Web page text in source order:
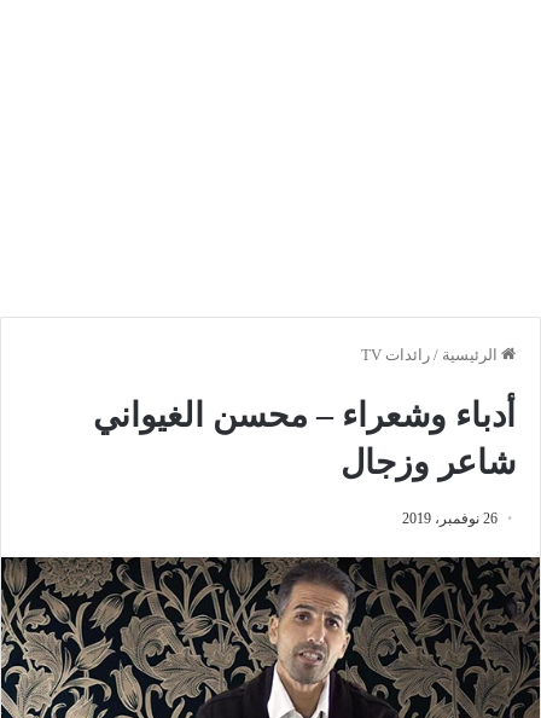
الرئيسية / رائدات TV
أدباء وشعراء – محسن الغيواني
شاعر وزجال
26 نوفمبر، 2019